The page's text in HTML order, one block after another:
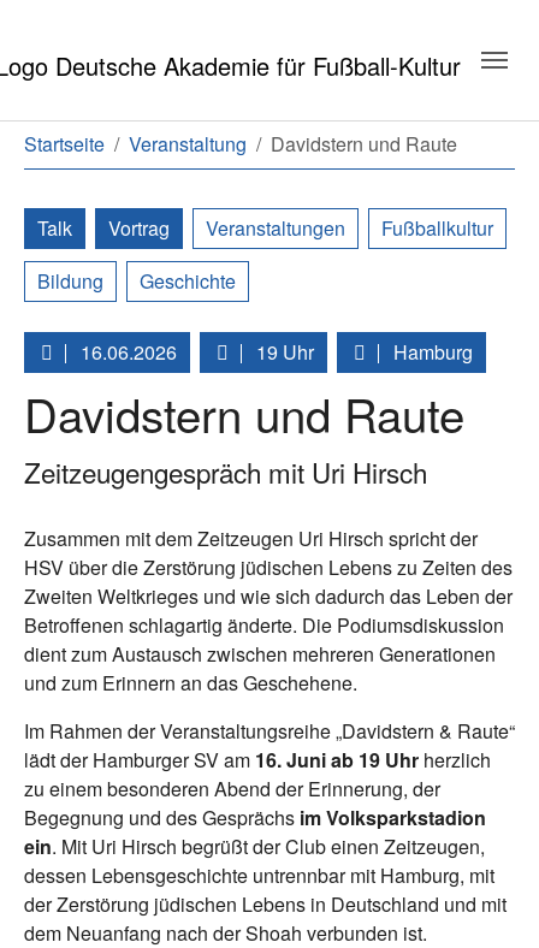
Sie sind hier:
Startseite Veranstaltung Davidstern und Raute
Talk Vortrag Veranstaltungen
Fußballkultur
Bildung
Geschichte
16.06.2026 19 Uhr Hamburg
Davidstern und Raute
Zeitzeugengespräch mit Uri Hirsch
Zusammen mit dem Zeitzeugen Uri Hirsch spricht der
HSV über die Zerstörung jüdischen Lebens zu Zeiten des
Zweiten Weltkrieges und wie sich dadurch das Leben der
Betroffenen schlagartig änderte. Die Podiumsdiskussion
dient zum Austausch zwischen mehreren Generationen
und zum Erinnern an das Geschehene.
Im Rahmen der Veranstaltungsreihe „Davidstern & Raute“
lädt der Hamburger SV am 16. Juni ab 19 Uhr herzlich
zu einem besonderen Abend der Erinnerung, der
Begegnung und des Gesprächs im Volksparkstadion
ein. Mit Uri Hirsch begrüßt der Club einen Zeitzeugen,
dessen Lebensgeschichte untrennbar mit Hamburg, mit
der Zerstörung jüdischen Lebens in Deutschland und mit
dem Neuanfang nach der Shoah verbunden ist.